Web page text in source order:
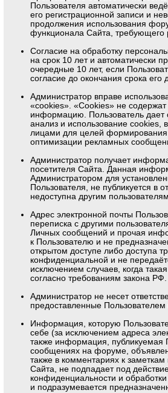
Пользователя автоматически
его регистрационной записи и
продолжения использования
функционала Сайта, требующего
Согласие на обработку
на срок 10 лет и автоматически
очередные 10 лет, если
согласие до окончания срока его
Администратор вправе
«cookies». «Cookies» не
информацию. Пользователь дает
анализ и использование cookies,
лицами для целей формирования
оптимизации рекламных
Администратор получает
посетителя Сайта. Данная
Администратором для
Пользователя, не публикуется в
недоступна другим
Адрес электронной почты
переписка с другими
Личных сообщений и прочая
к Пользователю и не
открытом доступе либо доступа
конфиденциальной и не
исключением случаев, когда
согласно требованиям закона РФ.
Администратор не несет
предоставленные Пользователем
Информация, которую
себе (за исключением адреса
также информация, публикуемая
сообщениях на форуме,
также в комментариях к
Сайта, не подпадает под
конфиденциальности и
и подразумевается